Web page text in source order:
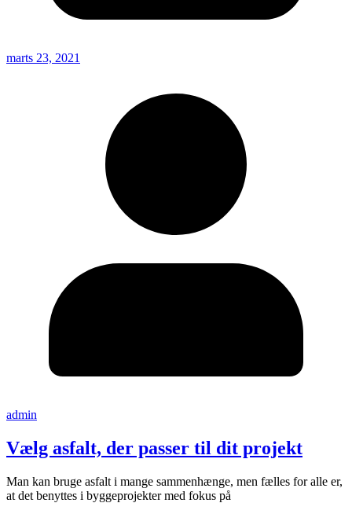
marts 23, 2021
admin
Vælg asfalt, der passer til dit projekt
Man kan bruge asfalt i mange sammenhænge, men fælles for alle er,
at det benyttes i byggeprojekter med fokus på